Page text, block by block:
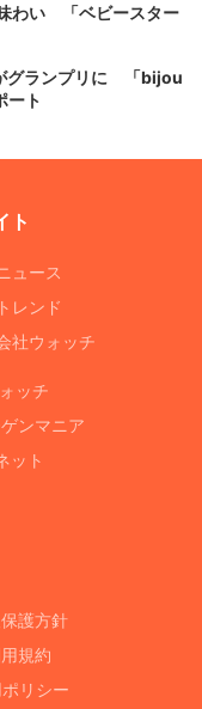
わい 「ベビースター
グランプリに 「bijou
ート
ト
ュース
レンド
社ウォッチ
ッチ
ンマニア
ット
護方針
規約
リシー